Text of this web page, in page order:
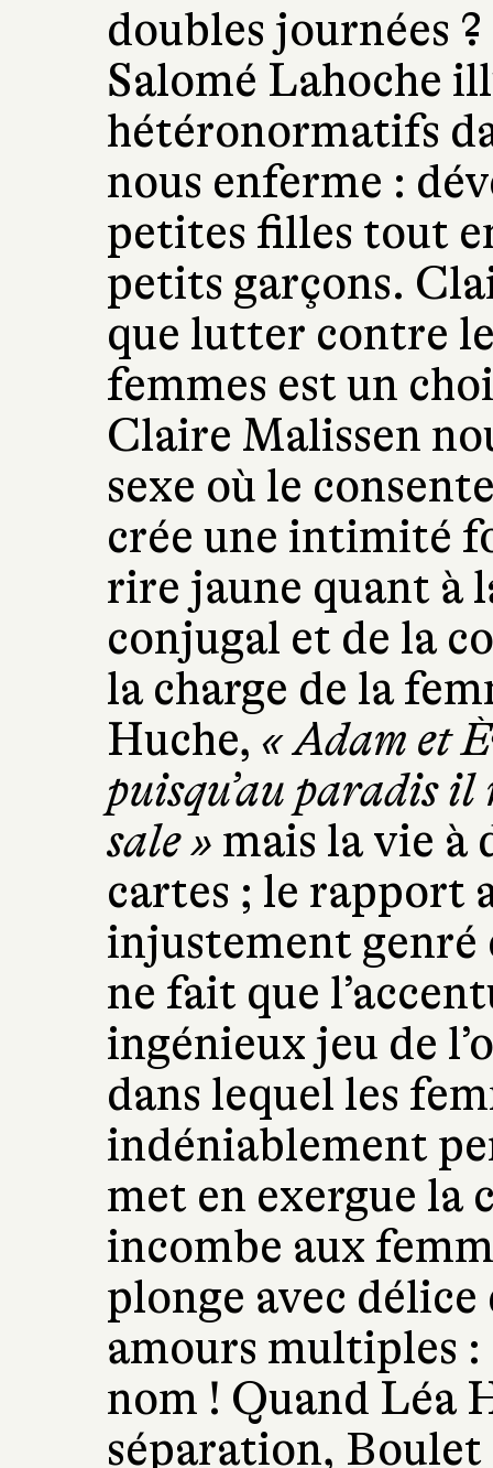
doubles journées
Salomé Lahoche
hétéronormatifs
nous enferme :
petites filles tout
petits garçons.
que lutter contre
femmes est un
Claire Malissen
sexe où le
crée une intimité
rire jaune quant à
conjugal et de la
la charge de la
Huche, « Adam et
puisqu’au paradis il
sale » mais la vie à
cartes ; le rapport
injustement genré
ne fait que
ingénieux jeu de
dans lequel les
indéniablement
met en exergue la
incombe aux
plonge avec délice
amours multiples :
nom ! Quand Léa
séparation,